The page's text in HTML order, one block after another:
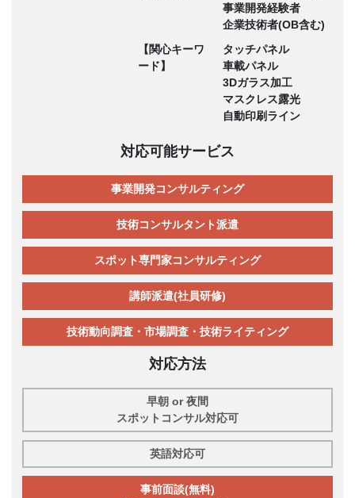
事業開発経験者
企業技術者(OB含む)
【関心キーワ
ード】
タッチパネル
車載パネル
3Dガラス加工
マスクレス露光
自動印刷ライン
対応可能サービス
事業開発コンサルティング
技術コンサルタント派遣
スポット専門家コンサルティング
講師派遣(社員研修)
技術動向調査・市場調査・技術ライティング
対応方法
早朝 or 夜間
スポットコンサル対応可
英語対応可
事前面談(無料)